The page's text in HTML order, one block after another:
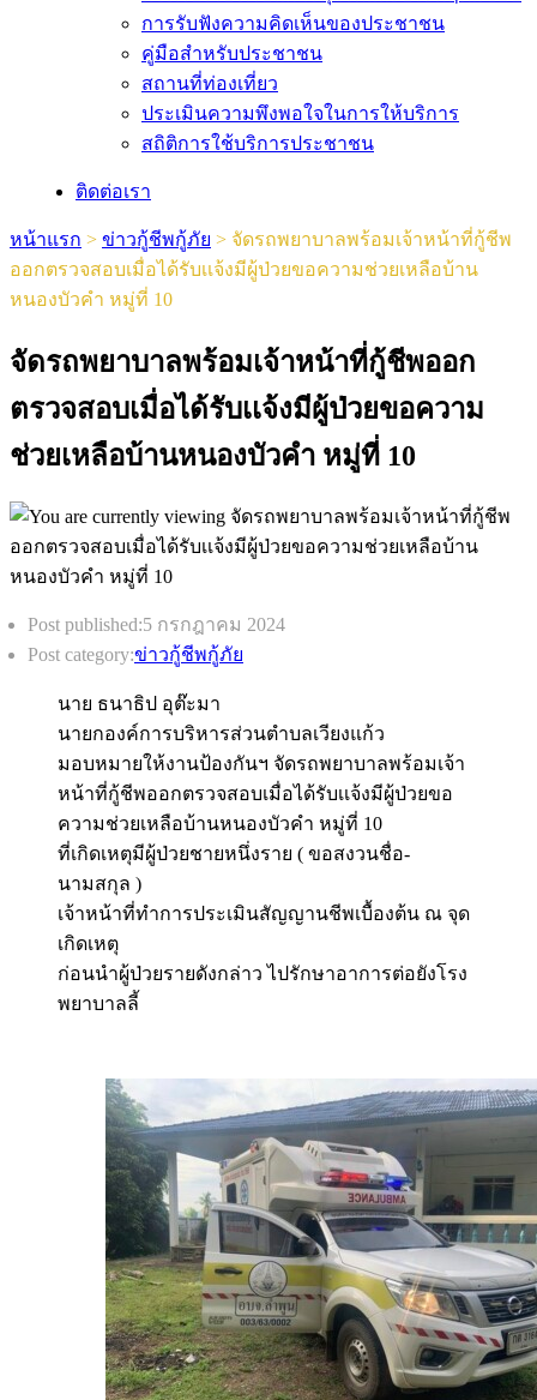
การรับฟังความคิดเห็นของประชาชน
คู่มือสำหรับประชาชน
สถานที่ท่องเที่ยว
ประเมินความพึงพอใจในการให้บริการ
สถิติการใช้บริการประชาชน
ติดต่อเรา
หน้าแรก > ข่าวกู้ชีพกู้ภัย > จัดรถพยาบาลพร้อมเจ้าหน้าที่กู้ชีพ
ออกตรวจสอบเมื่อได้รับเเจ้งมีผู้ป่วยขอความช่วยเหลือบ้าน
หนองบัวคำ หมู่ที่ 10
จัดรถพยาบาลพร้อมเจ้าหน้าที่กู้ชีพออก
ตรวจสอบเมื่อได้รับเเจ้งมีผู้ป่วยขอความ
ช่วยเหลือบ้านหนองบัวคำ หมู่ที่ 10
Post published:5 กรกฎาคม 2024
Post category:ข่าวกู้ชีพกู้ภัย
นาย ธนาธิป อุต๊ะมา
นายกองค์การบริหารส่วนตำบลเวียงแก้ว
มอบหมายให้งานป้องกันฯ จัดรถพยาบาลพร้อมเจ้า
หน้าที่กู้ชีพออกตรวจสอบเมื่อได้รับเเจ้งมีผู้ป่วยขอ
ความช่วยเหลือบ้านหนองบัวคำ หมู่ที่ 10
ที่เกิดเหตุมีผู้ป่วยชายหนึ่งราย ( ขอสงวนชื่อ-
นามสกุล )
เจ้าหน้าที่ทำการประเมินสัญญานชีพเบื้องต้น ณ จุด
เกิดเหตุ
ก่อนนำผู้ป่วยรายดังกล่าว ไปรักษาอาการต่อยังโรง
พยาบาลลี้